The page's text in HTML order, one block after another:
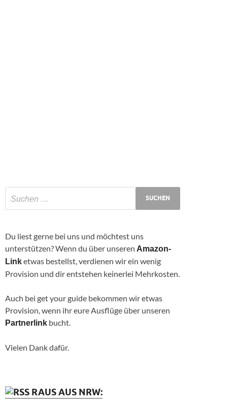
Du liest gerne bei uns und möchtest uns
unterstützen? Wenn du über unseren Amazon-
Linketwas bestellst, verdienen wir ein wenig
Provision und dir entstehen keinerlei Mehrkosten.
Auch bei get your guide bekommen wir etwas
Provision, wenn ihr eure Ausflüge über unseren
Partnerlink bucht.
Vielen Dank dafür.
RAUS AUS NRW: